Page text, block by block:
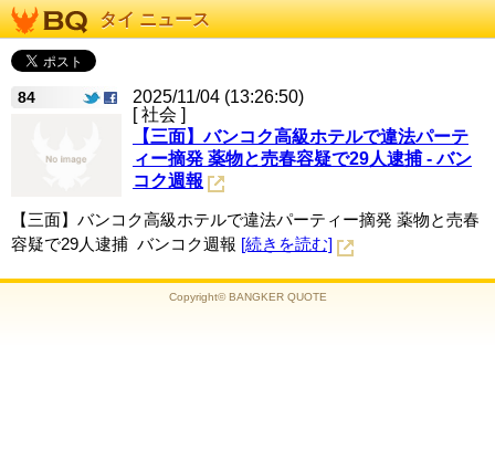
タイ ニュース
84
2025/11/04 (13:26:50)
[ 社会 ]
【三面】バンコク高級ホテルで違法パーテ
ィー摘発 薬物と売春容疑で29人逮捕 - バン
コク週報
【三面】バンコク高級ホテルで違法パーティー摘発 薬物と売春
容疑で29人逮捕 バンコク週報 [続きを読む]
Copyright© BANGKER QUOTE